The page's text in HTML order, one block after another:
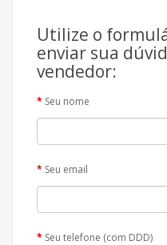
Utilize o
enviar sua
vendedor:
Seu nome
Seu email
Seu telefone (com DDD)